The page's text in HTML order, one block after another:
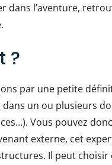
dans l’aventure,
?
par une petite
un ou plusieurs
Vous pouvez
externe, cet
Il peut